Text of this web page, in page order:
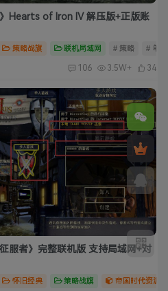
》Hearts of Iron IV 解压版+正版账
策略战旗 联机局域网 # 策略 # 单
106 3.5W+ 34
征服者》完整联机版 支持局域网+对
怀旧经典 策略战旗 帝国时代资源